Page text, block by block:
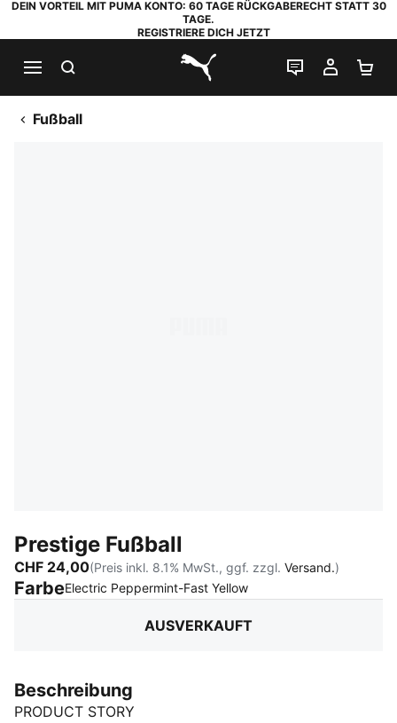
DEIN VORTEIL MIT PUMA KONTO: 60 TAGE RÜCKGABERECHT STATT 30
TAGE.
REGISTRIERE DICH JETZT
PUMA.com
LIVE-CHAT
MEIN
Fußball
Prestige Fußball
CHF 24,00(Preis inkl. 8.1% MwSt., ggf. zzgl. Versand.)
FarbeElectric Peppermint-Fast Yellow:
AUSVERKAUFT
Beschreibung
PRODUCT STORY